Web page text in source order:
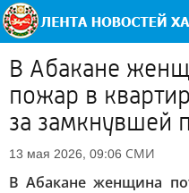
В Абакане
пожар в
за замкнувшей
13 мая 2026, 09:06 СМИ
В Абакане женщина